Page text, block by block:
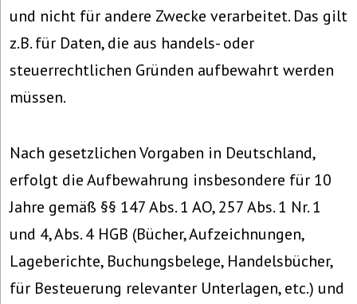
und nicht für andere Zwecke verarbeitet. Das gilt
z.B. für Daten, die aus handels- oder
steuerrechtlichen Gründen aufbewahrt werden
müssen.
Nach gesetzlichen Vorgaben in Deutschland,
erfolgt die Aufbewahrung insbesondere für 10
Jahre gemäß §§ 147 Abs. 1 AO, 257 Abs. 1 Nr. 1
und 4, Abs. 4 HGB (Bücher, Aufzeichnungen,
Lageberichte, Buchungsbelege, Handelsbücher,
für Besteuerung relevanter Unterlagen, etc.) und